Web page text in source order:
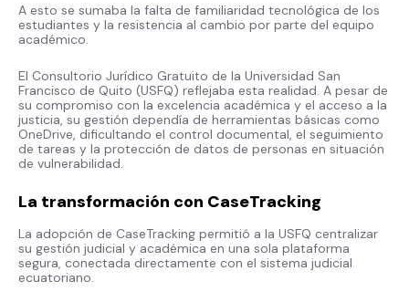
A esto se sumaba la falta de familiaridad tecnológica de los
estudiantes y la resistencia al cambio por parte del equipo
académico.
El Consultorio Jurídico Gratuito de la Universidad San
Francisco de Quito (USFQ) reflejaba esta realidad. A pesar de
su compromiso con la excelencia académica y el acceso a la
justicia, su gestión dependía de herramientas básicas como
OneDrive, dificultando el control documental, el seguimiento
de tareas y la protección de datos de personas en situación
de vulnerabilidad.
La transformación con CaseTracking
La adopción de CaseTracking permitió a la USFQ centralizar
su gestión judicial y académica en una sola plataforma
segura, conectada directamente con el sistema judicial
ecuatoriano.